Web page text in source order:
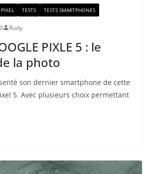
TESTS TESTS SMARTPHONES
Rudy
PIXLE 5 : le
la photo
son dernier smartphone de cette
5. Avec plusieurs choix permettant